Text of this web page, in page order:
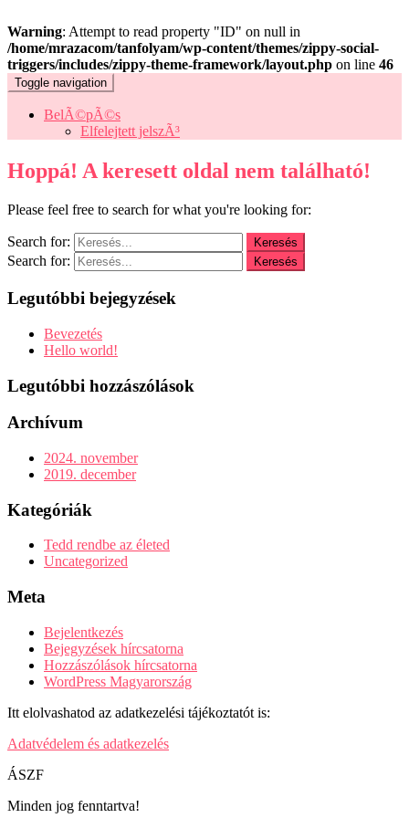
Warning: Attempt to read property "ID" on null in
/home/mrazacom/tanfolyam/wp-content/themes/zippy-social-
triggers/includes/zippy-theme-framework/layout.php on line 46
Toggle navigation
BelÃ©pÃ©s
Elfelejtett jelszÃ³
Hoppá! A keresett oldal nem található!
Please feel free to search for what you're looking for:
Search for:
Search for:
Legutóbbi bejegyzések
Bevezetés
Hello world!
Legutóbbi hozzászólások
Archívum
2024. november
2019. december
Kategóriák
Tedd rendbe az életed
Uncategorized
Meta
Bejelentkezés
Bejegyzések hírcsatorna
Hozzászólások hírcsatorna
WordPress Magyarország
Itt elolvashatod az adatkezelési tájékoztatót is:
Adatvédelem és adatkezelés
ÁSZF
Minden jog fenntartva!